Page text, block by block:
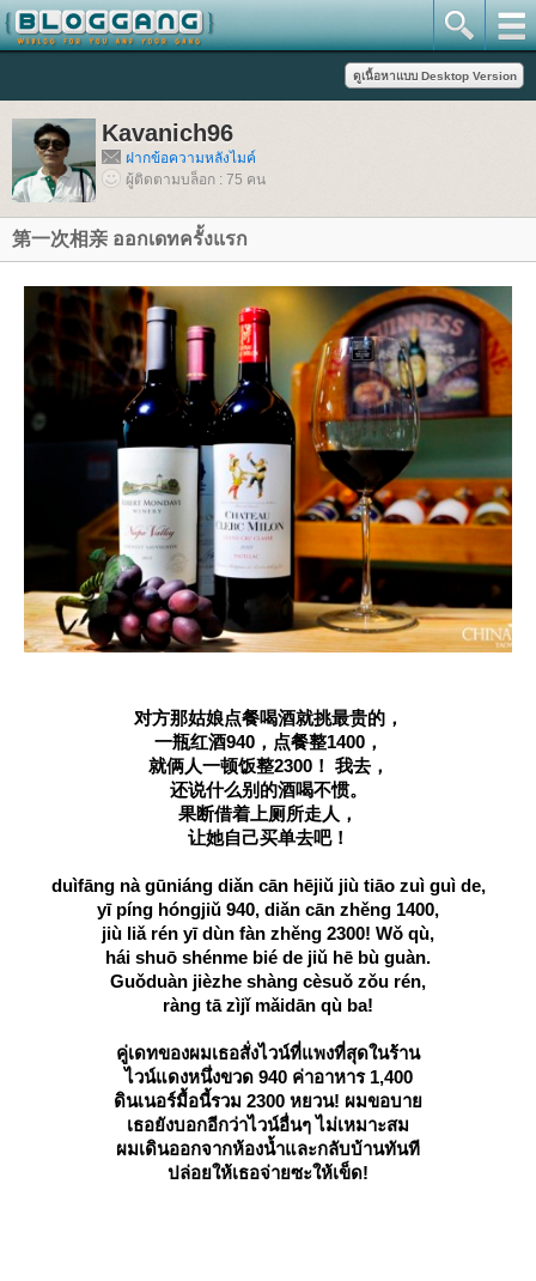
Kavanich96
ฝากข้อความหลังไมค์
ผู้ติดตามบล็อก : 75 คน
第一次相亲 ออกเดทครั้งแรก
对方那姑娘点餐喝酒就挑最贵的，
一瓶红酒940，点餐整1400，
就俩人一顿饭整2300！ 我去，
还说什么别的酒喝不惯。
果断借着上厕所走人，
让她自己买单去吧！
duìfāng nà gūniáng diǎn cān hējiǔ jiù tiāo zuì guì de,
yī píng hóngjiǔ 940, diǎn cān zhěng 1400,
jiù liǎ rén yī dùn fàn zhěng 2300! Wǒ qù,
hái shuō shénme bié de jiǔ hē bù guàn.
Guǒduàn jièzhe shàng cèsuǒ zǒu rén,
ràng tā zìjǐ mǎidān qù ba!
คู่เดทของผมเธอสั่งไวน์ที่แพงที่สุดในร้าน
ไวน์แดงหนึ่งขวด 940 ค่าอาหาร 1,400
ดินเนอร์มื้อนี้รวม 2300 หยวน! ผมขอบา
เธอยังบอกอีกว่าไวน์อื่นๆ ไม่เหมาะสม
ผมเดินออกจากห้องน้ำและกลับบ้านทันที
ปล่อยให้เธอจ่ายซะให้เข็ด!